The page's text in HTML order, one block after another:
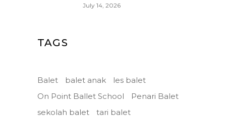
July 14, 2026
TAGS
Balet balet anak
les balet
On Point Ballet School
Penari Balet
sekolah balet
tari balet